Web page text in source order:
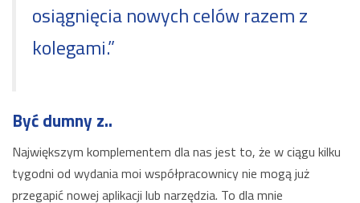
osiągnięcia nowych celów razem z
kolegami.”
Być dumny z..
Największym komplementem dla nas jest to, że w ciągu kilku
tygodni od wydania moi współpracownicy nie mogą już
przegapić nowej aplikacji lub narzędzia. To dla mnie